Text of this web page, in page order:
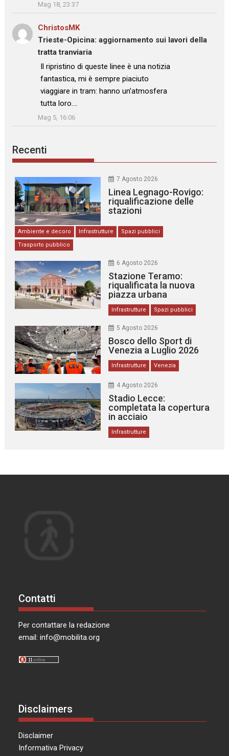
Mag 18, 23:37
ChristosMKsu
Trieste-Opicina: aggiornamento sui lavori della
tratta tranviaria
: “
Il ripristino di queste linee è una notizia
fantastica, mi è sempre piaciuto
viaggiare in tram: hanno un’atmosfera
tutta loro.…
”
Mag 5, 16:06
Recenti
7 Agosto 2026
Linea Legnago-Rovigo:
riqualificazione delle
stazioni
Ambiente e decoro Infrastrutture
Spazi pubblici
Trasporto pubblico
6 Agosto 2026
Stazione Teramo:
riqualificata la nuova
piazza urbana
Infrastrutture Spazi pubblici
5 Agosto 2026
Bosco dello Sport di
Venezia a Luglio 2026
Infrastrutture Venezia
4 Agosto 2026
Stadio Lecce:
completata la copertura
in acciaio
Infrastrutture
Contatti
Per contattare la redazione
email:info@mobilita.org
Disclaimers
Disclaimer
Informativa Privacy